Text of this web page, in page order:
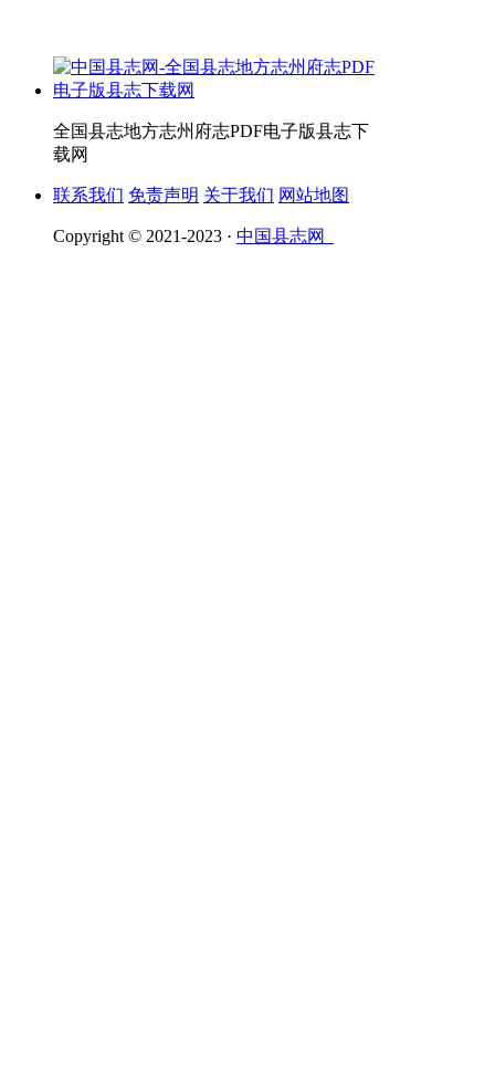
全国县志地方志州府志PDF电子版县志下
载网
联系我们 免责声明 关于我们 网站地图
Copyright © 2021-2023 · 中国县志网